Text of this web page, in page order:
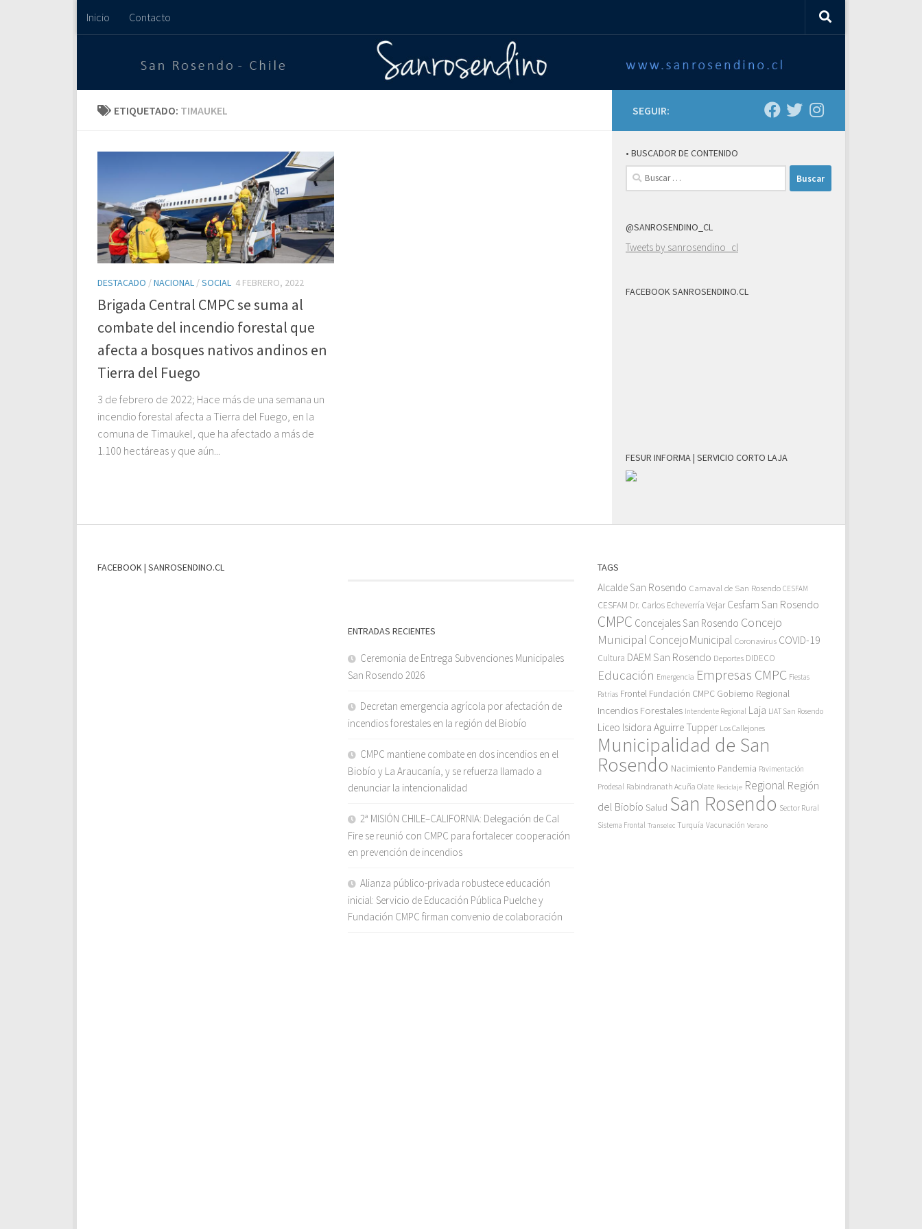
Saltar al contenido
Inicio Contacto
ETIQUETADO: TIMAUKEL
DESTACADO /NACIONAL /SOCIAL 4 FEBRERO, 2022
Brigada Central CMPC se suma al
combate del incendio forestal que
afecta a bosques nativos andinos en
Tierra del Fuego
3 de febrero de 2022; Hace más de una semana un
incendio forestal afecta a Tierra del Fuego, en la
comuna de Timaukel, que ha afectado a más de
1.100 hectáreas y que aún...
SEGUIR:
• BUSCADOR DE CONTENIDO
Buscar:
@SANROSENDINO_CL
Tweets by sanrosendino_cl
FACEBOOK SANROSENDINO.CL
FESUR INFORMA | SERVICIO CORTO LAJA
FACEBOOK | SANROSENDINO.CL
ENTRADAS RECIENTES
Ceremonia de Entrega Subvenciones Municipales
San Rosendo 2026
Decretan emergencia agrícola por afectación de
incendios forestales en la región del Biobío
CMPC mantiene combate en dos incendios en el
Biobío y La Araucanía, y se refuerza llamado a
denunciar la intencionalidad
2ª MISIÓN CHILE–CALIFORNIA: Delegación de Cal
Fire se reunió con CMPC para fortalecer cooperación
en prevención de incendios
Alianza público-privada robustece educación
inicial: Servicio de Educación Pública Puelche y
Fundación CMPC firman convenio de colaboración
TAGS
Alcalde San Rosendo Carnaval de San Rosendo CESFAM
CESFAM Dr. Carlos Echeverría Vejar Cesfam San Rosendo
CMPC Concejales San Rosendo Concejo
Municipal ConcejoMunicipal Coronavirus COVID-19
Cultura DAEM San Rosendo Deportes DIDECO
Educación Emergencia Empresas CMPC Fiestas
Patrias Frontel Fundación CMPC Gobierno Regional
Incendios Forestales Intendente Regional Laja LIAT San Rosendo
Liceo Isidora Aguirre Tupper Los Callejones
Municipalidad de San
Rosendo Nacimiento Pandemia Pavimentación
Prodesal Rabindranath Acuña Olate Reciclaje Regional Región
del Biobío Salud San Rosendo Sector Rural
Sistema Frontal Transelec Turquía Vacunación Verano